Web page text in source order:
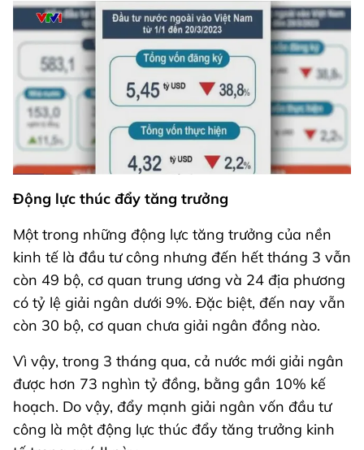
Động lực thúc đẩy tăng trưởng
Một trong những động lực tăng trưởng của nền
kinh tế là đầu tư công nhưng đến hết tháng 3 vẫn
còn 49 bộ, cơ quan trung ương và 24 địa phương
có tỷ lệ giải ngân dưới 9%. Đặc biệt, đến nay vẫn
còn 30 bộ, cơ quan chưa giải ngân đồng nào.
Vì vậy, trong 3 tháng qua, cả nước mới giải ngân
được hơn 73 nghìn tỷ đồng, bằng gần 10% kế
hoạch. Do vậy, đẩy mạnh giải ngân vốn đầu tư
công là một động lực thúc đẩy tăng trưởng kinh